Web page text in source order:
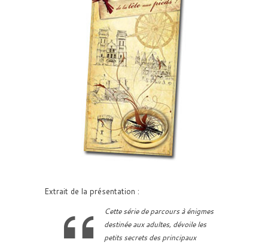
Extrait de la présentation :
Cette série de parcours à énigmes
destinée aux adultes, dévoile les
petits secrets des principaux